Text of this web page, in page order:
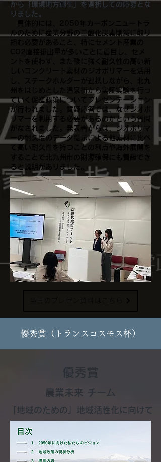
から「環境地方創生」を選択しての応募とな
りました。
ルのために産業分野の二酸化炭素削減に取り
州をはじめとした温泉街から実証実験を行っ
ていく促進政策についてプレゼンテーション
が行われました。質疑応答では、なぜジオポ
リマーを利用する必要があるのかという質問
がなされました。発表者からは、ジオポリマ
ーの耐久性のデータ提示による他素材に比べ
て高い耐久性を持つことの利点や海外展開を
ると説明がありました。
​優秀賞（トランスコスモス杯）
優秀賞
​農業未来 チーム
「地域のための」地域活性化に向けて